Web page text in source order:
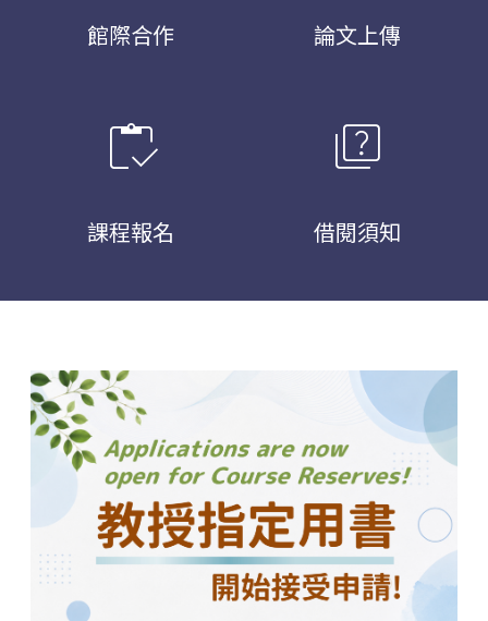
館際合作 論文上傳
inventory
課程報名
quiz
借閱須知